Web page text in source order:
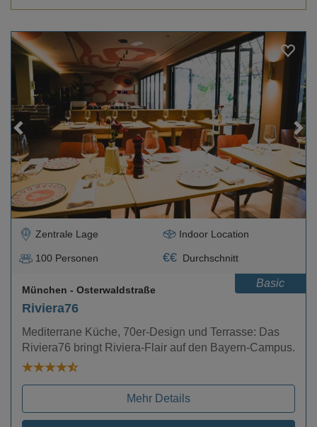
Loading...
Zentrale Lage Indoor Location
100 Personen €€ Durchschnitt
Basic
Riviera76
München - Osterwaldstraße
Mediterrane Küche, 70er-Design und Terrasse: Das
Riviera76 bringt Riviera-Flair auf den Bayern-Campus.
Mehr Details